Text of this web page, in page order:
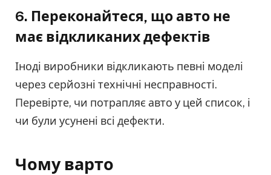
6. Переконайтеся, що авто не
має відкликаних дефектів
Іноді виробники відкликають певні моделі
через серйозні технічні несправності.
Перевірте, чи потрапляє авто у цей список, і
чи були усунені всі дефекти.
Чому варто